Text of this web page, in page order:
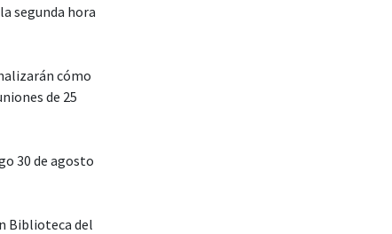
segunda hora
cómo
de 25
30 de agosto
Biblioteca del